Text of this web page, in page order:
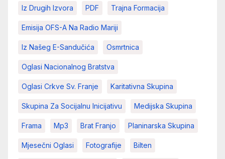
Iz Drugih Izvora PDF Trajna Formacija
Emisija OFS-A Na Radio Mariji
Iz Našeg E-Sandučića Osmrtnica
Oglasi Nacionalnog Bratstva
Oglasi Crkve Sv. Franje Karitativna Skupina
Skupina Za Socijalnu Inicijativu Medijska Skupina
Frama Mp3 Brat Franjo Planinarska Skupina
Mjesečni Oglasi Fotografije Bilten